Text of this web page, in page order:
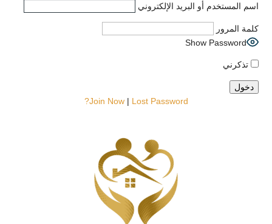
اسم المستخدم أو البريد الإلكتروني
كلمة المرور
Show Password
تذكرني
Join Now| Lost Password?